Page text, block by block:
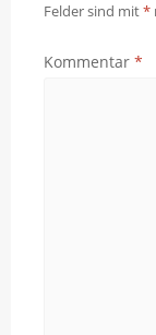
Felder sind mit*
Kommentar *